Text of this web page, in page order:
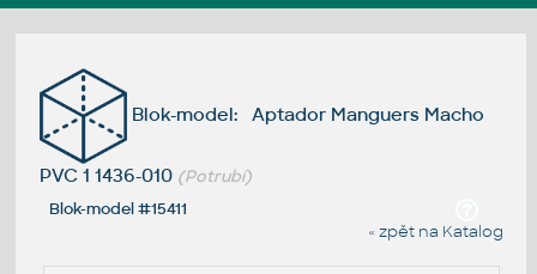
Blok-model: Aptador Manguers Macho
PVC 1 1436-010 (Potrubí)
Blok-model #15411
« zpět na Katalog